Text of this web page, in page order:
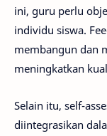
ini, guru perlu
individu siswa.
membangun dan
meningkatkan
Selain itu, self-
diintegrasikan